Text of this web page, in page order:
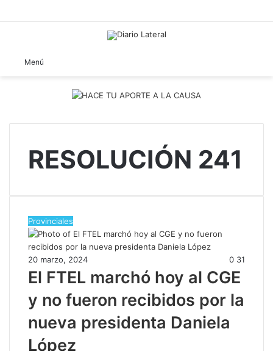
Menú
RESOLUCIÓN 241
Provinciales
20 marzo, 2024 0 31
El FTEL marchó hoy al CGE
y no fueron recibidos por la
nueva presidenta Daniela
López